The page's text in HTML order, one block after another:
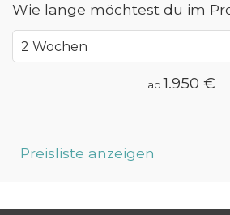
Wie lange möchtest du im
ab1.950 €
Preisliste anzeigen